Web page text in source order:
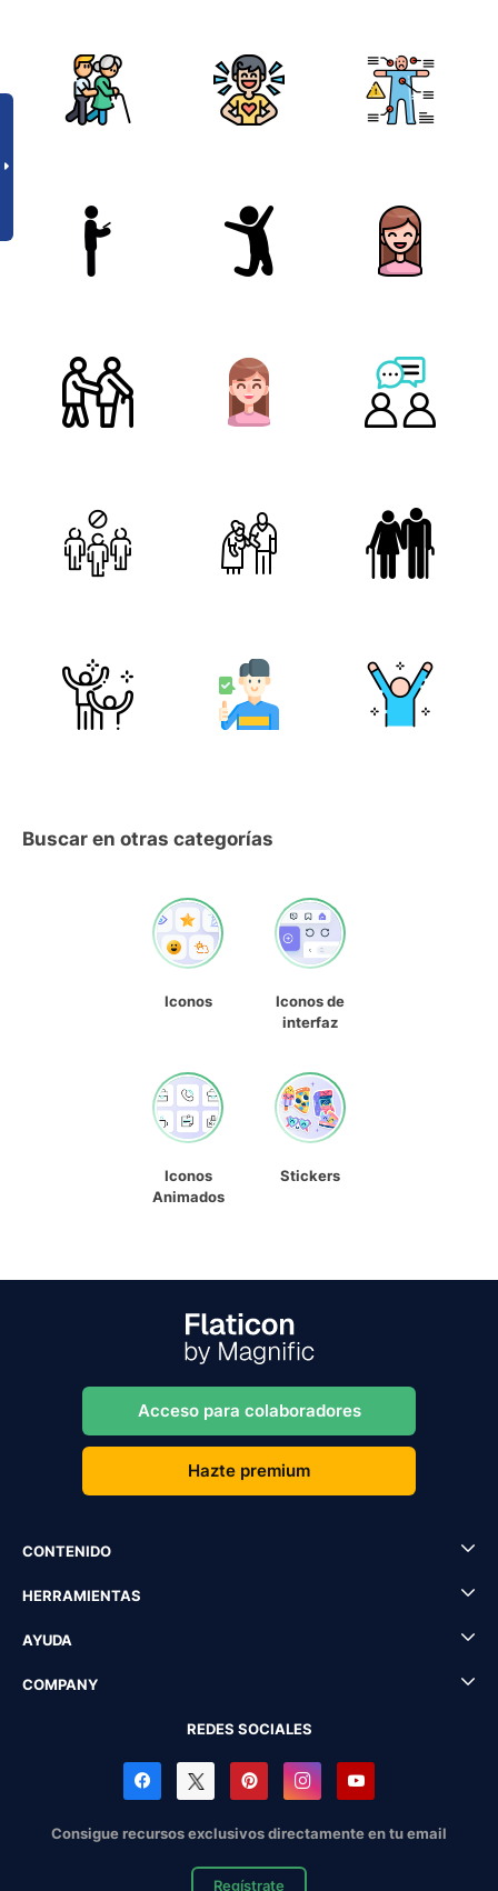
Buscar en otras categorías
Iconos
Iconos de
interfaz
Iconos
Animados
Stickers
Acceso para colaboradores
Hazte premium
CONTENIDO
HERRAMIENTAS
AYUDA
COMPANY
REDES SOCIALES
Consigue recursos exclusivos directamente en tu email
Regístrate